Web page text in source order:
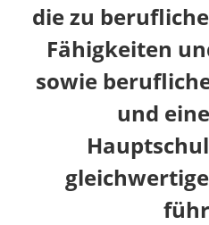
die zu
Fähigkeiten
sowie
und